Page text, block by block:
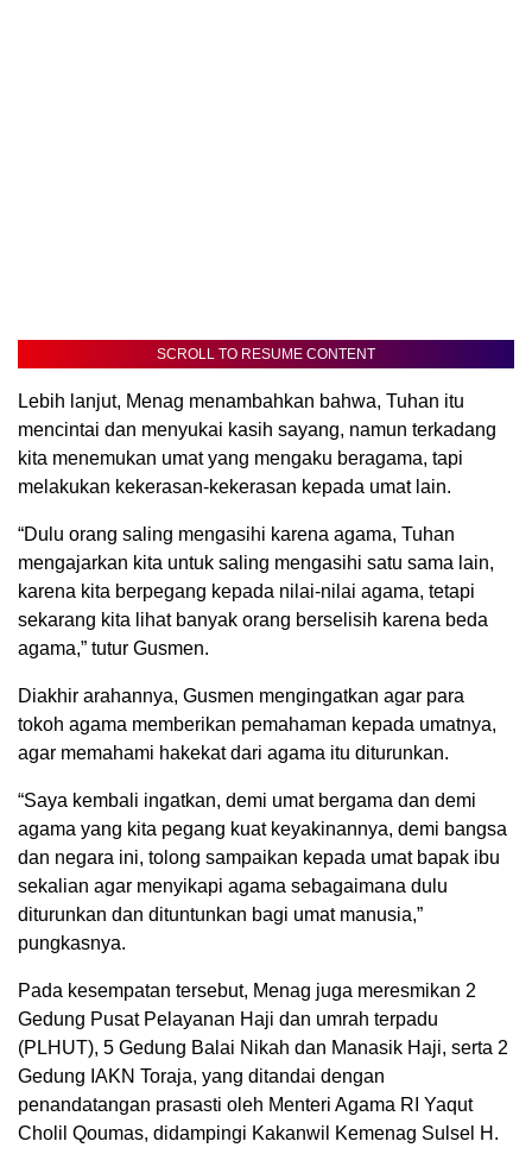
SCROLL TO RESUME CONTENT
Lebih lanjut, Menag menambahkan bahwa, Tuhan itu
mencintai dan menyukai kasih sayang, namun terkadang
kita menemukan umat yang mengaku beragama, tapi
melakukan kekerasan-kekerasan kepada umat lain.
“Dulu orang saling mengasihi karena agama, Tuhan
mengajarkan kita untuk saling mengasihi satu sama lain,
karena kita berpegang kepada nilai-nilai agama, tetapi
sekarang kita lihat banyak orang berselisih karena beda
agama,” tutur Gusmen.
Diakhir arahannya, Gusmen mengingatkan agar para
tokoh agama memberikan pemahaman kepada umatnya,
agar memahami hakekat dari agama itu diturunkan.
“Saya kembali ingatkan, demi umat bergama dan demi
agama yang kita pegang kuat keyakinannya, demi bangsa
dan negara ini, tolong sampaikan kepada umat bapak ibu
sekalian agar menyikapi agama sebagaimana dulu
diturunkan dan dituntunkan bagi umat manusia,”
pungkasnya.
Pada kesempatan tersebut, Menag juga meresmikan 2
Gedung Pusat Pelayanan Haji dan umrah terpadu
(PLHUT), 5 Gedung Balai Nikah dan Manasik Haji, serta 2
Gedung IAKN Toraja, yang ditandai dengan
penandatangan prasasti oleh Menteri Agama RI Yaqut
Cholil Qoumas, didampingi Kakanwil Kemenag Sulsel H.